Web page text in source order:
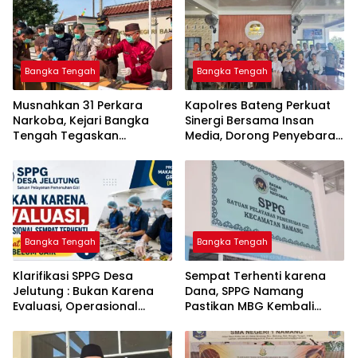
Bangka Tengah
Musnahkan 31 Perkara
Narkoba, Kejari Bangka
Tengah Tegaskan
Kejahatan Hingga Tuntas
Bangka Tengah
‎Kapolres Bateng Perkuat
Sinergi Bersama Insan
Media, Dorong Penyebaran
Layanan Polri 110
Bangka Tengah
‎Klarifikasi SPPG Desa
Jelutung : Bukan Karena
Evaluasi, Operasional
Dana Banper Belum Cair
Bangka Tengah
‎Sempat Terhenti karena
Dana, SPPG Namang
Pastikan MBG Kembali